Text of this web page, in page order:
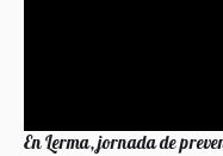
En Lerma, jornada de